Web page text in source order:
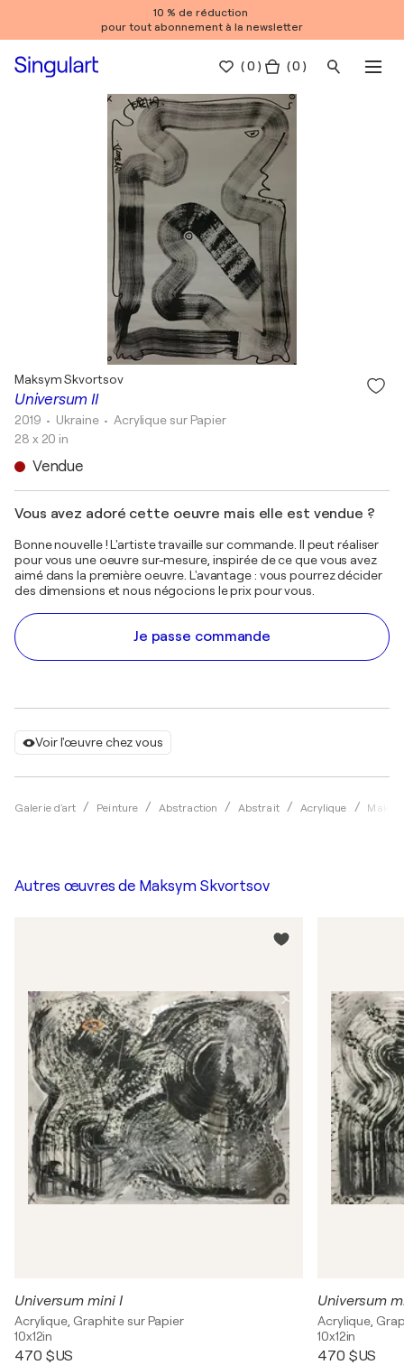
10 % de réduction
pour tout abonnement à la newsletter
(0 ) ( 0 )
Voir l'œuvre chez vous
Galerie d'art Peinture Abstraction Abstrait Acrylique
Universum II
Maksym Skvortsov
2019 • Ukraine • Acrylique sur Papier
28 x 20 in
Vendue
Vous avez adoré cette oeuvre mais elle est vendue ?
Bonne nouvelle ! L'artiste travaille sur commande. Il peut réaliser
pour vous une oeuvre sur-mesure, inspirée de ce que vous avez
aimé dans la première oeuvre. L'avantage : vous pourrez décider
des dimensions et nous négocions le prix pour vous.
Je passe commande
Autres œuvres de Maksym Skvortsov
Universum mini I
Acrylique, Graphite sur Papier
10x12in
470 $US
Universum
Acrylique,
10x12in
470 $US